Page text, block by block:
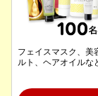
フェイスマスク、美
ルト、ヘアオイルな